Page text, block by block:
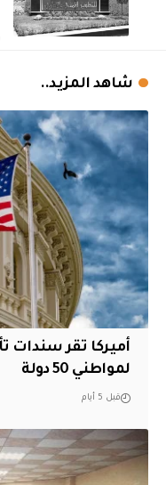
شاهد المزيد..
لمواطني 50 دولة
قبل 5 أيام